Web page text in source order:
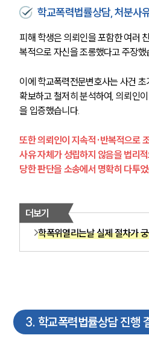
학교폭력법률상담, 처분사
피해 학생은 의뢰인을 포함한 여러
복적으로 자신을 조롱했다고 주장했
이에 학교폭력전문변호사는 사건
확보하고 철저히 분석하여, 의뢰인
을 입증했습니다.
또한 의뢰인이 지속적·반복적으로
사유 자체가 성립하지 않음을 법리
당한 판단을 소송에서 명확히 다투
더보기
학폭위열리는날 실제 절차가
3. 학교폭력법률상담 진행